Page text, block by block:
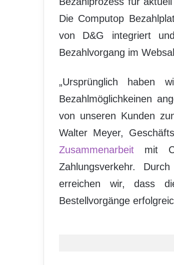
Die Computop
von D&G integriert
Bezahlvorgang im
„Ursprünglich haben
Bezahlmöglichkeinen
von unseren Kunden
Walter Meyer,
Zusammenarbeit mit
Zahlungsverkehr.
erreichen wir, dass
Bestellvorgänge